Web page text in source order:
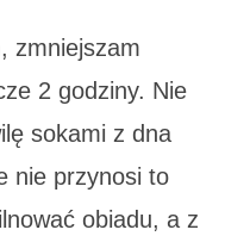
zmniejszam
2 godziny. Nie
sokami z dna
nie przynosi to
obiadu, a z